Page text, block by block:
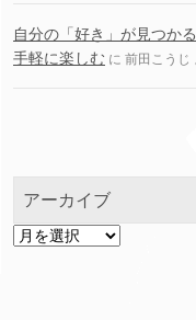
自分の「好き」が見つか
手軽に楽しむ に 前田こうじ
アーカイブ
ア